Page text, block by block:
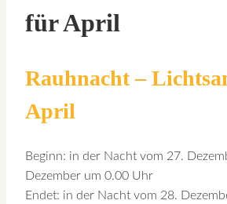
für April
Rauhnacht –
April
Beginn: in der Nacht vom 27.
Dezember um 0.00 Uhr
Endet: in der Nacht vom 28.